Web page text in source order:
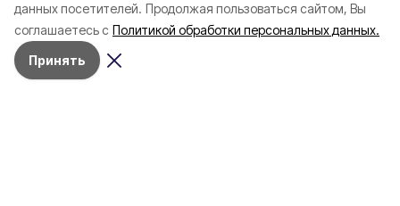
данных посетителей. Продолжая пользоваться сайтом, Вы
соглашаетесь с Политикой обработки персональных данных.
Принять